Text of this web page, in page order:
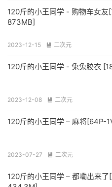
120斤的小王同学 - 购物车女友
873MB]
2023-12-15  二次元
120斤的小王同学 - 兔兔胶衣
2023-12-08  二次元
120斤的小王同学 –
2023-07-27  二次元
120斤的小王同学 – 都嘞出来了